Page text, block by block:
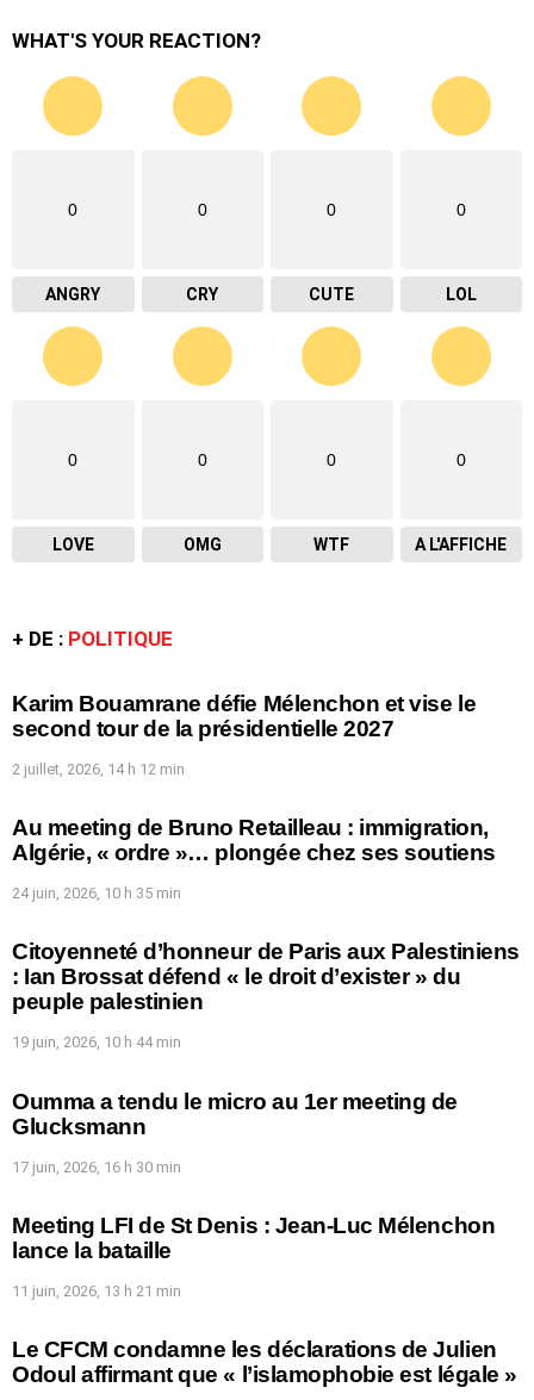
WHAT'S YOUR REACTION?
0
ANGRY
0
CRY
0
CUTE
0
LOL
0
LOVE
0
OMG
0
WTF
0
A L'AFFICHE
+ DE : POLITIQUE
Karim Bouamrane défie Mélenchon et vise le
second tour de la présidentielle 2027
2 juillet, 2026, 14 h 12 min
Au meeting de Bruno Retailleau : immigration,
Algérie, « ordre »… plongée chez ses soutiens
24 juin, 2026, 10 h 35 min
Citoyenneté d’honneur de Paris aux Palestiniens
: Ian Brossat défend « le droit d’exister » du
peuple palestinien
19 juin, 2026, 10 h 44 min
Oumma a tendu le micro au 1er meeting de
Glucksmann
17 juin, 2026, 16 h 30 min
Meeting LFI de St Denis : Jean-Luc Mélenchon
lance la bataille
11 juin, 2026, 13 h 21 min
Le CFCM condamne les déclarations de Julien
Odoul affirmant que « l’islamophobie est légale »